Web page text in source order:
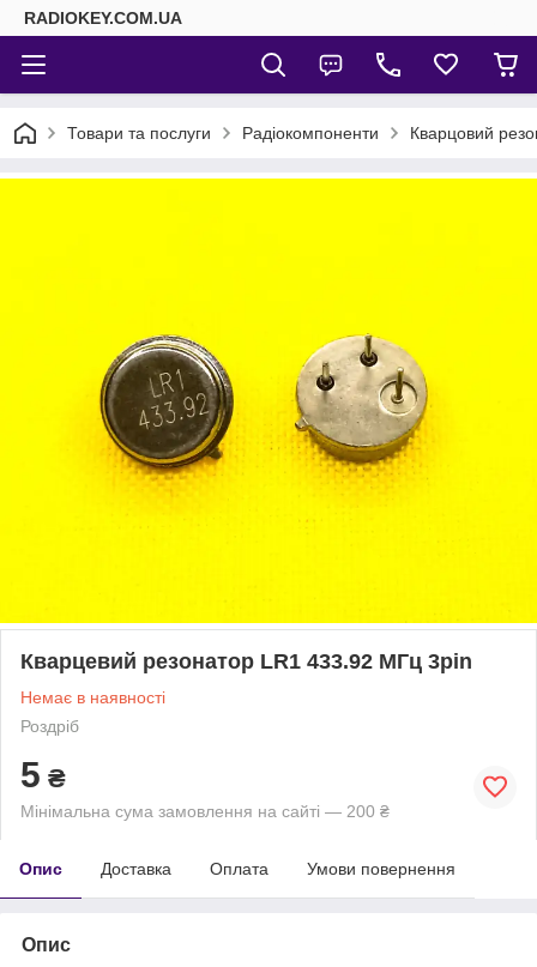
RADIOKEY.COM.UA
Товари та послуги Радіокомпоненти Кварцовий
Кварцевий резонатор LR1 433.92 МГц 3pin
Немає в наявності
Роздріб
5 ₴
Мінімальна сума замовлення на сайті — 200 ₴
Опис Доставка Оплата Умови повернення
Опис